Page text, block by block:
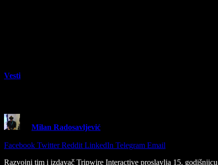
Vesti
Milan Radosavljević
Facebook Twitter Reddit LinkedIn Telegram Email
Razvojni tim i izdavač Tripwire Interactive proslavlja 15.